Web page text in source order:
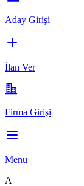
Aday Girişi
İlan Ver
Firma Girişi
Menu
A